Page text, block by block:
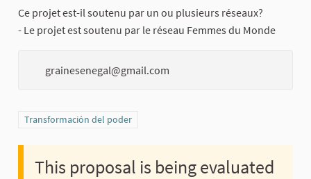
Ce projet est-il soutenu par un ou plusieurs réseaux?
- Le projet est soutenu par le réseau Femmes du Monde
grainesenegal@gmail.com
Filter results for category: Transformación del poder
Transformación del poder
This proposal is being evaluated